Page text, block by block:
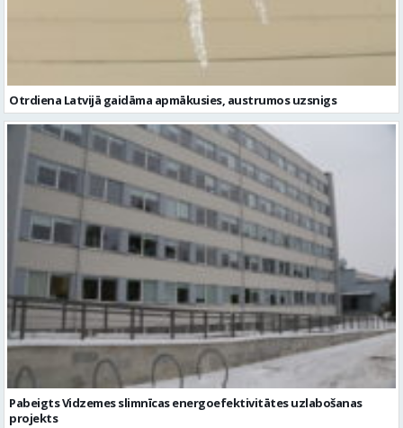
Otrdiena Latvijā gaidāma apmākusies, austrumos uzsnigs
Pabeigts Vidzemes slimnīcas energoefektivitātes uzlabošanas
projekts